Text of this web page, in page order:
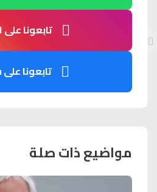
تابعونا
تابعونا
مواضيع ذات صلة